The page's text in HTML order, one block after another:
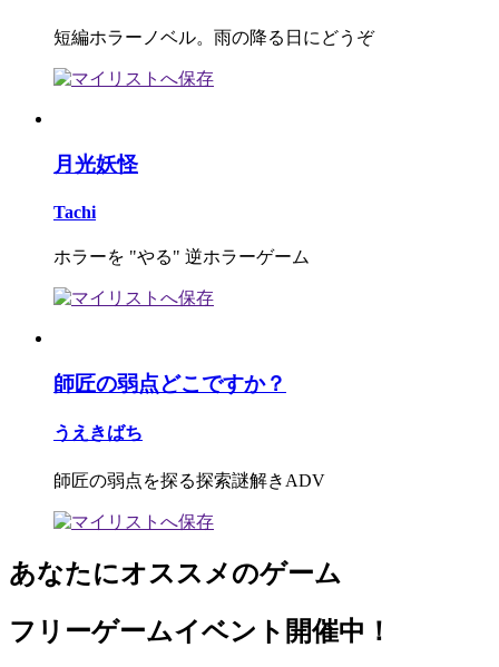
短編ホラーノベル。雨の降る日にどうぞ
月光妖怪
Tachi
ホラーを "やる" 逆ホラーゲーム
師匠の弱点どこですか？
うえきばち
師匠の弱点を探る探索謎解きADV
あなたにオススメのゲーム
フリーゲームイベント開催中！